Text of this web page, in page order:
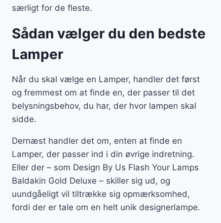
særligt for de fleste.
Sådan vælger du den bedste
Lamper
Når du skal vælge en Lamper, handler det først
og fremmest om at finde en, der passer til det
belysningsbehov, du har, der hvor lampen skal
sidde.
Dernæst handler det om, enten at finde en
Lamper, der passer ind i din øvrige indretning.
Eller der – som Design By Us Flash Your Lamps
Baldakin Gold Deluxe – skiller sig ud, og
uundgåeligt vil tiltrække sig opmærksomhed,
fordi der er tale om en helt unik designerlampe.